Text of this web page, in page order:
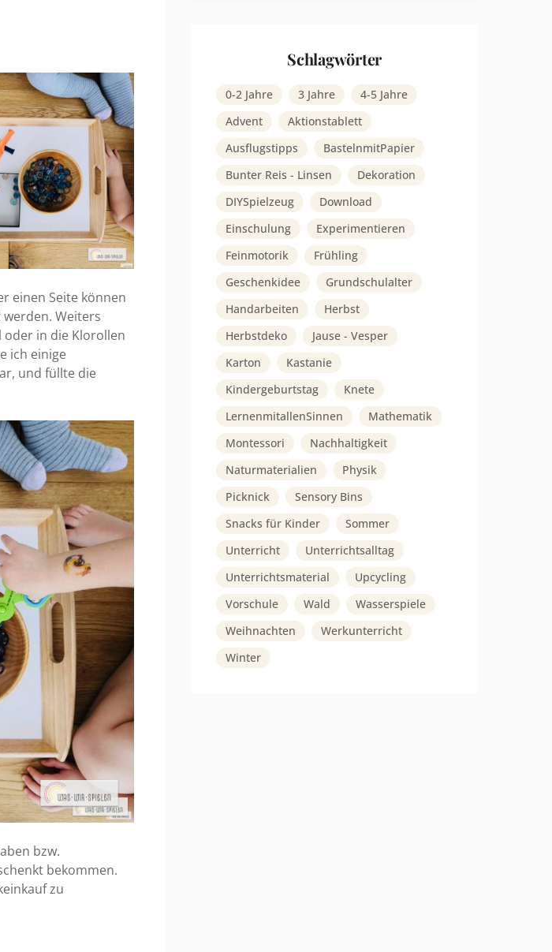
einen Seite können
Weiters
oder in die Klorollen
ich einige
und füllte die
bzw.
bekommen.
zu
Schlagwörter
0-2 Jahre 3 Jahre
4-5 Jahre
Advent
Aktionstablett
Ausflugstipps
BastelnmitPapier
Bunter Reis - Linsen
Dekoration
DIYSpielzeug
Download
Einschulung
Experimentieren
Feinmotorik
Frühling
Geschenkidee
Grundschulalter
Handarbeiten
Herbst
Herbstdeko
Jause - Vesper
Karton
Kastanie
Kindergeburtstag
Knete
LernenmitallenSinnen
Mathematik
Montessori
Nachhaltigkeit
Naturmaterialien
Physik
Picknick
Sensory Bins
Snacks für Kinder
Sommer
Unterricht
Unterrichtsalltag
Unterrichtsmaterial
Upcycling
Vorschule
Wald
Wasserspiele
Weihnachten
Werkunterricht
Winter